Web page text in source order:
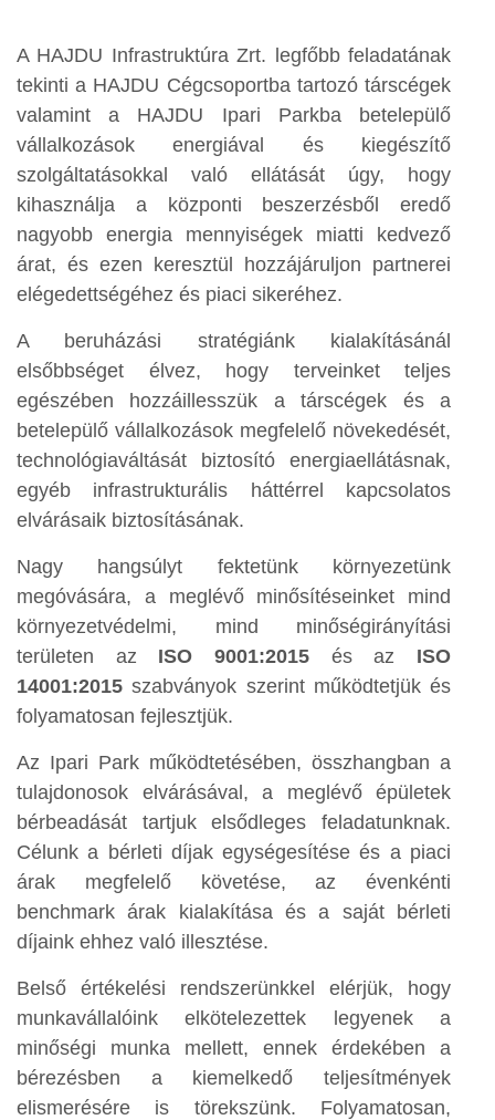
A HAJDU Infrastruktúra Zrt. legfőbb feladatának
tekinti a HAJDU Cégcsoportba tartozó társcégek
valamint a HAJDU Ipari Parkba betelepülő
vállalkozások energiával és kiegészítő
szolgáltatásokkal való ellátását úgy, hogy
kihasználja a központi beszerzésből eredő
nagyobb energia mennyiségek miatti kedvező
árat, és ezen keresztül hozzájáruljon partnerei
elégedettségéhez és piaci sikeréhez.
A beruházási stratégiánk kialakításánál
elsőbbséget élvez, hogy terveinket teljes
egészében hozzáillesszük a társcégek és a
betelepülő vállalkozások megfelelő növekedését,
technológiaváltását biztosító energiaellátásnak,
egyéb infrastrukturális háttérrel kapcsolatos
elvárásaik biztosításának.
Nagy hangsúlyt fektetünk környezetünk
megóvására, a meglévő minősítéseinket mind
környezetvédelmi, mind minőségirányítási
területen az ISO 9001:2015 és az ISO
14001:2015szabványok szerint működtetjük és
folyamatosan fejlesztjük.
Az Ipari Park működtetésében, összhangban a
tulajdonosok elvárásával, a meglévő épületek
bérbeadását tartjuk elsődleges feladatunknak.
Célunk a bérleti díjak egységesítése és a piaci
árak megfelelő követése, az évenkénti
benchmark árak kialakítása és a saját bérleti
díjaink ehhez való illesztése.
Belső értékelési rendszerünkkel elérjük, hogy
munkavállalóink elkötelezettek legyenek a
minőségi munka mellett, ennek érdekében a
bérezésben a kiemelkedő teljesítmények
elismerésére is törekszünk. Folyamatosan,